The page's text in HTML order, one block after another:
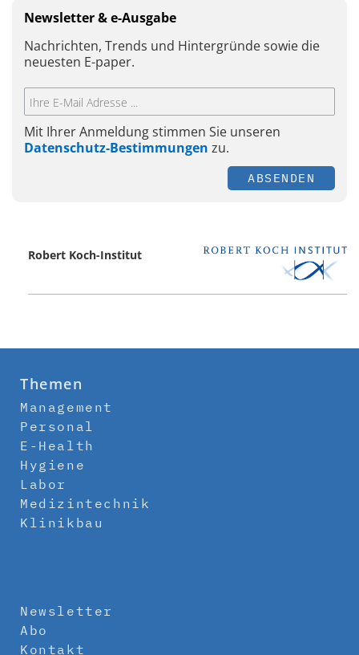
Newsletter & e-Ausgabe
Nachrichten, Trends und Hintergründe sowie die
neuesten E-paper.
Mit Ihrer Anmeldung stimmen Sie unseren
Datenschutz-Bestimmungen zu.
ABSENDEN
Robert Koch-Institut
Themen
Management
Personal
E-Health
Hygiene
Labor
Medizintechnik
Klinikbau
Newsletter
Abo
Kontakt